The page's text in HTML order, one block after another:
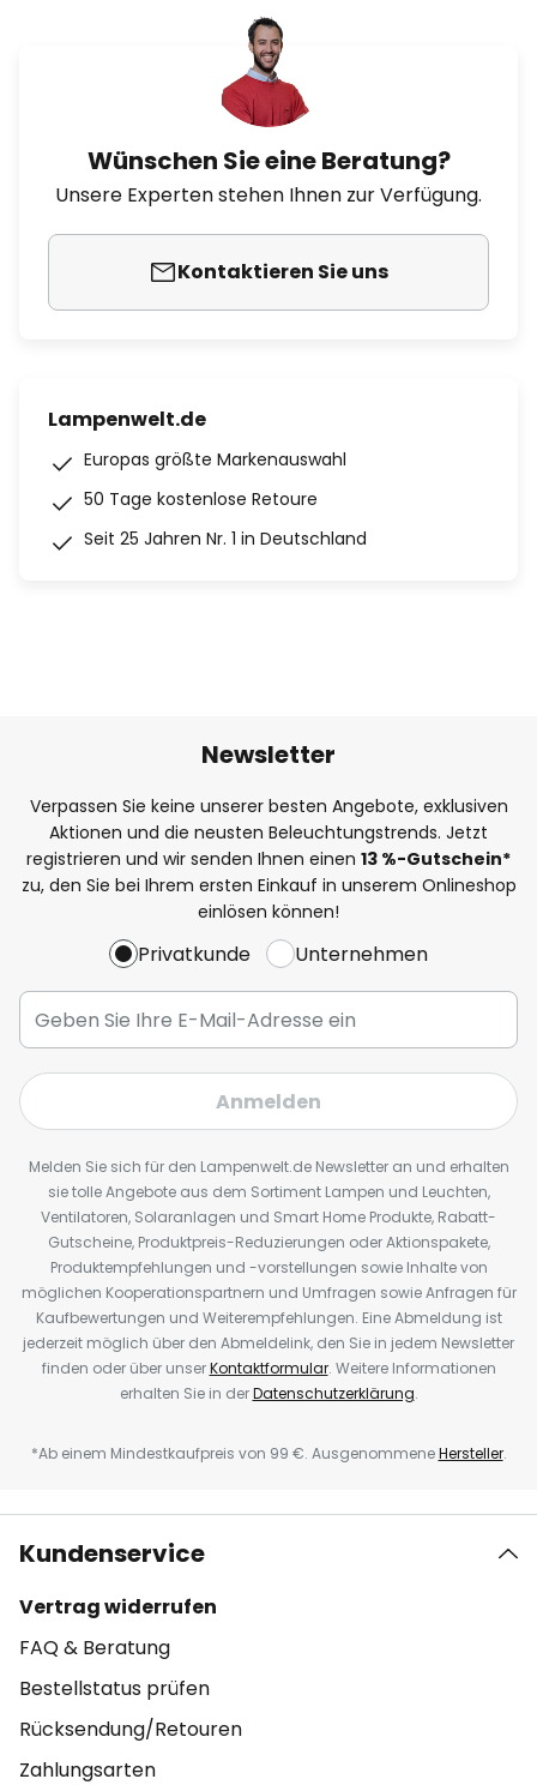
Wünschen Sie eine Beratung?
Unsere Experten stehen Ihnen zur Verfügung.
Kontaktieren Sie uns
Lampenwelt.de
Europas größte Markenauswahl
50 Tage kostenlose Retoure
Seit 25 Jahren Nr. 1 in Deutschland
Newsletter
Verpassen Sie keine unserer besten Angebote, exklusiven
Aktionen und die neusten Beleuchtungstrends. Jetzt
registrieren und wir senden Ihnen einen 13 %-Gutschein*
zu, den Sie bei Ihrem ersten Einkauf in unserem Onlineshop
einlösen können!
Privatkunde Unternehmen
Anmelden
Melden Sie sich für den Lampenwelt.de Newsletter an und erhalten
sie tolle Angebote aus dem Sortiment Lampen und Leuchten,
Ventilatoren, Solaranlagen und Smart Home Produkte, Rabatt-
Gutscheine, Produktpreis-Reduzierungen oder Aktionspakete,
Produktempfehlungen und -vorstellungen sowie Inhalte von
möglichen Kooperationspartnern und Umfragen sowie Anfragen für
Kaufbewertungen und Weiterempfehlungen. Eine Abmeldung ist
jederzeit möglich über den Abmeldelink, den Sie in jedem Newsletter
finden oder über unserKontaktformular. Weitere Informationen
erhalten Sie in derDatenschutzerklärung.
*Ab einem Mindestkaufpreis von 99 €. AusgenommeneHersteller.
Kundenservice
Vertrag widerrufen
FAQ & Beratung
Bestellstatus prüfen
Rücksendung/Retouren
Zahlungsarten